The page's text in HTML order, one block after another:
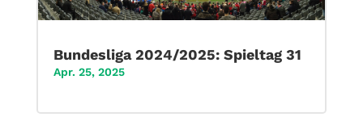
Bundesliga 2024/2025: Spieltag 31
Apr. 25, 2025